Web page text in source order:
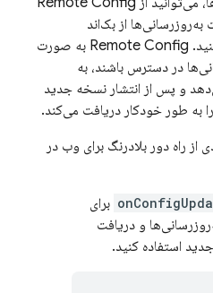
از بک‌اند
Remote Config استفاده کنید. Remote Config به صورت
در دسترس باشند، به
و پس از انتشار نسخه جدید
از راه دور بلادرنگ برای وب در
برای
و دریافت
استفاده کنید.